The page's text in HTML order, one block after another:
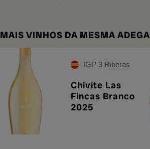
MAIS VINHOS DA MESMA ADEGA
IGP 3 Riberas
Chivite Las
Fincas Branco
2025